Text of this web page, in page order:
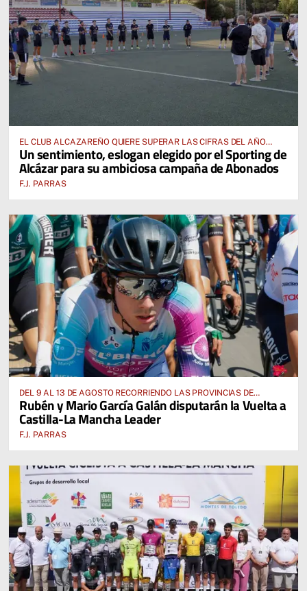
EL CLUB ALCAZAREÑO QUIERE SUPERAR LAS CIFRAS DEL AÑO
PASADO E INCLUSO DUPLICARLAS
Un sentimiento, eslogan elegido por el Sporting de
Alcázar para su ambiciosa campaña de Abonados
F.J. PARRAS
DEL 9 AL 13 DE AGOSTO RECORRIENDO LAS PROVINCIAS DE
CUENCA, ALBACETE, TOLEDO Y CIUDAD REAL
Rubén y Mario García Galán disputarán la Vuelta a
Castilla-La Mancha Leader
F.J. PARRAS